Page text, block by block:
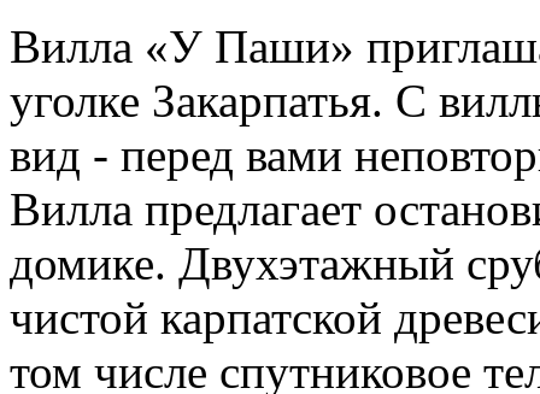
Вилла «У Паши»
уголке Закарпатья. С
вид - перед вами
Вилла предлагает
домике. Двухэтажный
чистой карпатской
том числе спутниковое